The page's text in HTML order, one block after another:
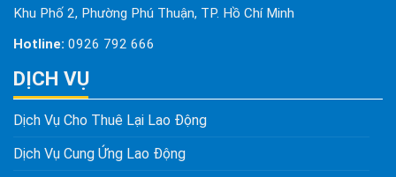
Khu Phố 2, Phường Phú Thuận, TP. Hồ Chí Minh
Hotline: 0926 792 666
DỊCH VỤ
Dịch Vụ Cho Thuê Lại Lao Động
Dịch Vụ Cung Ứng Lao Động